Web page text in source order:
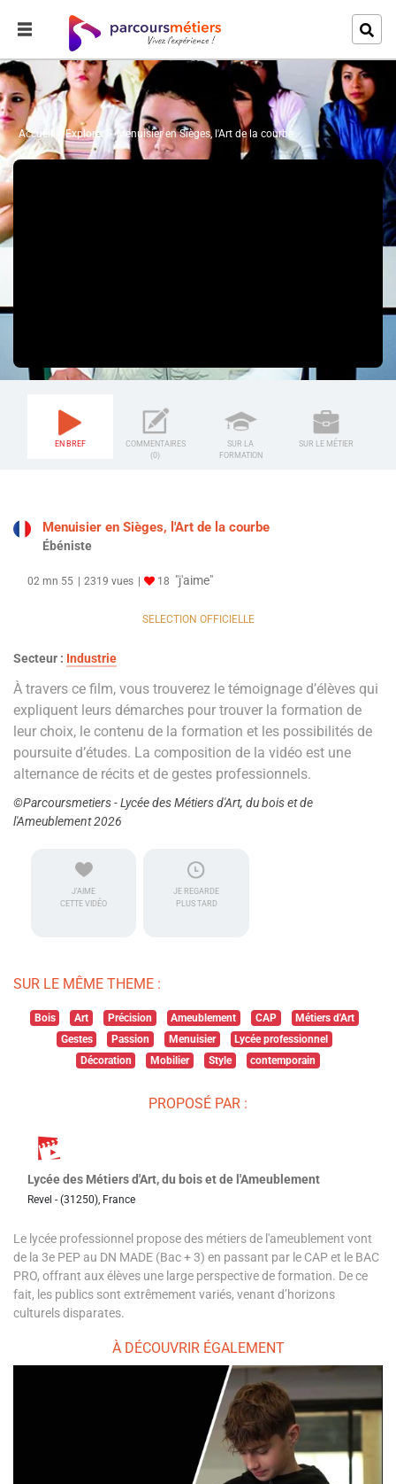
Accueil Explorer Menuisier en Sièges, l'Art de la courbe
EN BREF
COMMENTAIRES
(0)
SUR LA
FORMATION
SUR LE MÉTIER
Menuisier en Sièges, l'Art de la courbe
Ébéniste
02 mn 55 2319 vues 18 "j'aime"
SELECTION OFFICIELLE
Secteur : Industrie
À travers ce film, vous trouverez le témoignage d’élèves qui
expliquent leurs démarches pour trouver la formation de
leur choix, le contenu de la formation et les possibilités de
poursuite d’études. La composition de la vidéo est une
alternance de récits et de gestes professionnels.
©Parcoursmetiers - Lycée des Métiers d'Art, du bois et de
l'Ameublement 2026
J'AIME
CETTE VIDÉO
JE REGARDE
PLUS TARD
SUR LE MÊME THEME :
Bois Art Précision Ameublement CAP
Métiers d'Art
Gestes
Passion Menuisier
Lycée professionnel
Décoration
Mobilier Style contemporain
PROPOSÉ PAR :
Lycée des Métiers d'Art, du bois et de l'Ameublement
Revel - (31250), France
Le lycée professionnel propose des métiers de l'ameublement vont
de la 3e PEP au DN MADE (Bac + 3) en passant par le CAP et le BAC
PRO, offrant aux élèves une large perspective de formation. De ce
fait, les publics sont extrêmement variés, venant d’horizons
culturels disparates.
À DÉCOUVRIR ÉGALEMENT